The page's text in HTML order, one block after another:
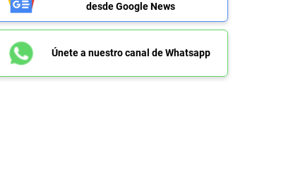
desde Google News
Únete a nuestro canal de Whatsapp